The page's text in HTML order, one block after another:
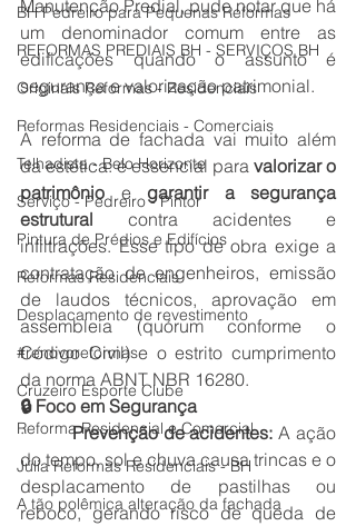
BH Pedreiro para Pequenas Reformas
REFORMAS PREDIAIS BH - SERVIÇOS BH
Originals Reformas - Residenciais
Reformas Residenciais - Comerciais
Telhadista - Belo Horizonte
Serviço - Pedreiro - Pintor
Pintura de Prédios e Edifícios
Reformas Residenciais
Desplacamento de revestimento
#renovoreformas
Cruzeiro Esporte Clube
Reforma Residencial e Comercial
Júlia Reformas Residenciais - BH
A tão polêmica alteração da fachada
Manutenção Predial, pude notar que há
um denominador comum entre as
edificações quando o assunto é
segurança e valorização patrimonial.
A reforma de fachada vai muito além
da estética: é essencial para valorizar o
patrimônio e garantir a segurança
estrutural contra acidentes e
infiltrações. Esse tipo de obra exige a
contratação de engenheiros, emissão
de laudos técnicos, aprovação em
assembleia (quórum conforme o
Código Civil) e o estrito cumprimento
da norma ABNT NBR 16280.
🔒 Foco em Segurança
· Prevenção de acidentes: A ação
do tempo, sol e chuva causa trincas e o
desplacamento de pastilhas ou
reboco, gerando risco de queda de